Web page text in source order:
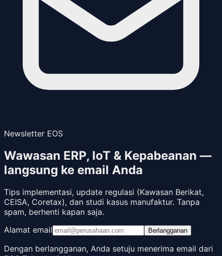
Newsletter EOS
Wawasan ERP, IoT & Kepabeanan —
langsung ke email Anda
Tips implementasi, update regulasi (Kawasan Berikat,
CEISA, Coretax), dan studi kasus manufaktur. Tanpa
spam, berhenti kapan saja.
Alamat email
Berlangganan
Dengan berlangganan, Anda setuju menerima email dari